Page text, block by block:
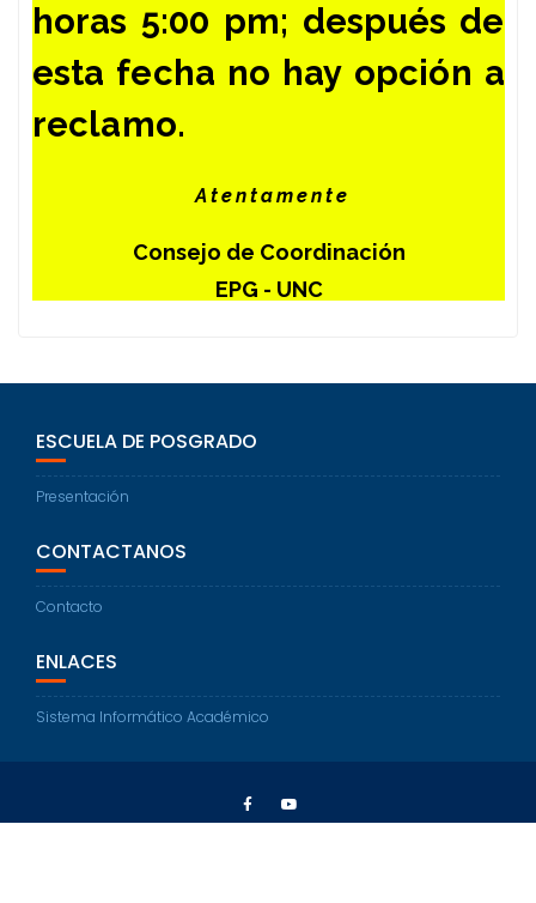
horas 5:00 pm; después de
esta fecha no hay opción a
reclamo.
Atentamente
Consejo de Coordinación
EPG - UNC
ESCUELA DE POSGRADO
Presentación
CONTACTANOS
Contacto
ENLACES
Sistema Informático Académico